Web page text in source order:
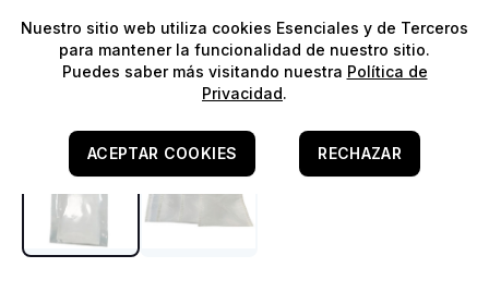
⭐️¡Envíos gratis para pedidos superiores a 60€!*⭐️
Nuestro sitio web utiliza cookies Esenciales y de Terceros
para mantener la funcionalidad de nuestro sitio.
Puedes saber más visitando nuestra Política de
Privacidad.
ACEPTAR COOKIES RECHAZAR